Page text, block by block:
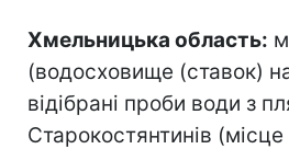
Хмельницька область:
(водосховище (ставок)
відібрані проби води з
Старокостянтинів (місце